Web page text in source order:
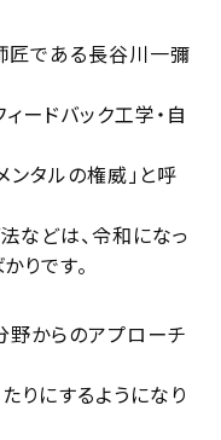
匠である⻑谷川一彌
ードバック工学‧自
タルの権威」と呼
などは、令和になっ
りです。
からのアプローチ
りにするようになり